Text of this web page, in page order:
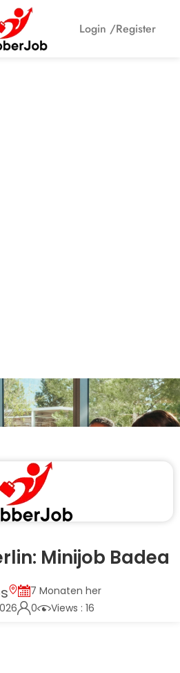
Login /Register
Minijob Badea
7 Monaten her
0 Views : 16